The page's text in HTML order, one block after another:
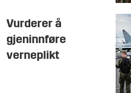
Vurderer å
gjeninnføre
verneplikt